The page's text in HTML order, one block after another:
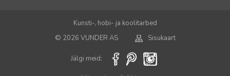
Kunsti-, hobi- ja koolitarbed
© 2026 VUNDER AS
Sisukaart
Jälgi meid: